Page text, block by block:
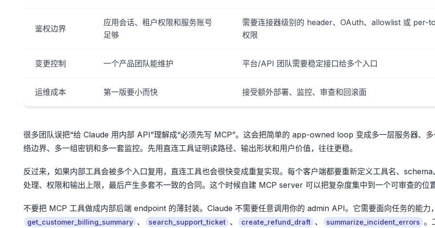
鉴权边界
应用会话、租户权限和服务账号
足够
需要连接器级别的 header、OAuth、allowlist 或 per-
权限
变更控制 一个产品团队能维护 平台/API 团队需要稳定接口给多个入口
运维成本 第一版要小而快 接受额外部署、监控、审查和回滚面
很多团队误把“给 Claude 用内部 API”理解成“必须先写 MCP”。这会把简单的 app-owned loop 变成多一层服务器、
络边界、多一组密钥和多一套监控。先用直连工具证明读路径、输出形状和用户价值，往往更稳。
反过来，如果内部工具会被多个入口复用，直连工具也会很快变成重复实现。每个客户端都要重新定义工具名、schema
处理、权限和输出上限，最后产生多套不一致的合同。这个时候自建 MCP server 可以把复杂度集中到一个可审查的位
不要把 MCP 工具做成内部后端 endpoint 的薄封装。Claude 不需要任意调用你的 admin API。它需要面向任务的能力
get_customer_billing_summary 、 search_support_ticket 、 create_refund_draft 、 summarize_incident_errors 。